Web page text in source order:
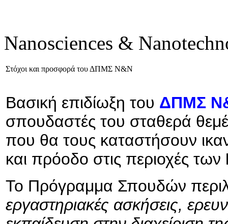
Nanosciences &
Στόχοι και προσφορά του ΔΠΜΣ Ν&Ν
Βασική επιδίωξη του ΔΠΜΣ
σπουδαστές του σταθερά
που θα τους καταστήσουν
και πρόοδο στις περιοχές των
Το Πρόγραμμα Σπουδών
εργαστηριακές ασκήσεις,